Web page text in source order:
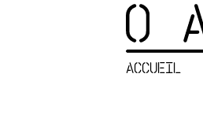
ACCUEIL